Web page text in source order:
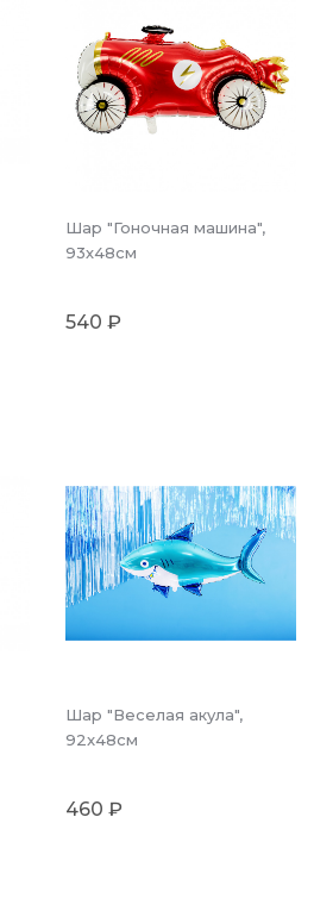
Шар "Гоночная машина",
93х48см
540 ₽
Шар "Веселая акула",
92x48см
460 ₽